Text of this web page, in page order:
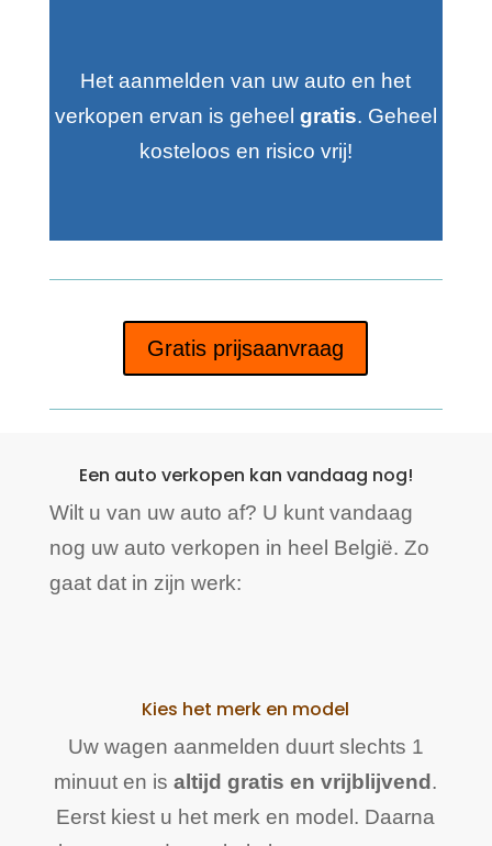
Het aanmelden van uw auto en het
verkopen ervan is geheel gratis. Geheel
kosteloos en risico vrij!
Gratis prijsaanvraag
Een auto verkopen kan vandaag nog!
Wilt u van uw auto af? U kunt vandaag
nog uw auto verkopen in heel België. Zo
gaat dat in zijn werk:
Kies het merk en model
Uw wagen aanmelden duurt slechts 1
minuut en isaltijd gratis en vrijblijvend.
Eerst kiest u het merk en model. Daarna